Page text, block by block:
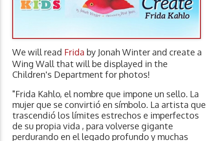
We will read Frida by Jonah Winter and create a
Wing Wall that will be displayed in the
Children's Department for photos!
"Frida Kahlo, el nombre que impone un sello. La
mujer que se convirtió en símbolo. La artista que
trascendió los límites estrechos e imperfectos
de su propia vida , para volverse gigante
perdurando en el legado profundo y muchas